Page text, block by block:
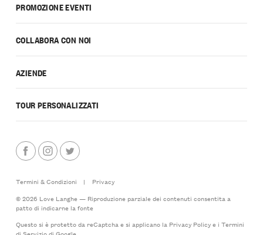
PROMOZIONE EVENTI
COLLABORA CON NOI
AZIENDE
TOUR PERSONALIZZATI
Termini & Condizioni |
Privacy
© 2026 Love Langhe — Riproduzione parziale dei contenuti consentita a
patto di indicarne la fonte
Questo si è protetto da reCaptcha e si applicano la Privacy Policye i Termini